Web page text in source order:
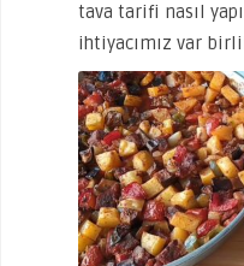
tava tarifi nasıl
ihtiyacımız var